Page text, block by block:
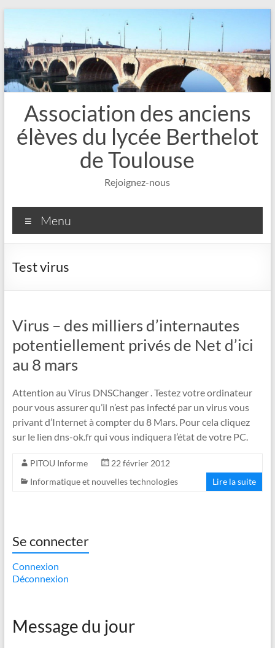
contenu
Association des anciens
élèves du lycée Berthelot
de Toulouse
Rejoignez-nous
Menu
Test virus
Virus – des milliers d’internautes
potentiellement privés de Net d’ici
au 8 mars
Attention au Virus DNSChanger . Testez votre ordinateur
pour vous assurer qu’il n’est pas infecté par un virus vous
privant d’Internet à compter du 8 Mars. Pour cela cliquez
sur le lien dns-ok.fr qui vous indiquera l’état de votre PC.
PITOU Informe
22 février 2012
Informatique et nouvelles technologies
Lire la suite
Se connecter
Connexion
Déconnexion
Message du jour